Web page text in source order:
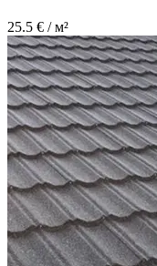
25.5 € / м²